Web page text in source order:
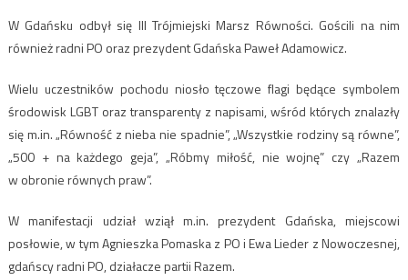
W Gdańsku odbył się III Trójmiejski Marsz Równości. Gościli na nim
również radni PO oraz prezydent Gdańska Paweł Adamowicz.
Wielu uczestników pochodu niosło tęczowe flagi będące symbolem
środowisk LGBT oraz transparenty z napisami, wśród których znalazły
się m.in. „Równość z nieba nie spadnie”, „Wszystkie rodziny są równe”,
„500 + na każdego geja”, „Róbmy miłość, nie wojnę” czy „Razem
w obronie równych praw”.
W manifestacji udział wziął m.in. prezydent Gdańska, miejscowi
posłowie, w tym Agnieszka Pomaska z PO i Ewa Lieder z Nowoczesnej,
gdańscy radni PO, działacze partii Razem.